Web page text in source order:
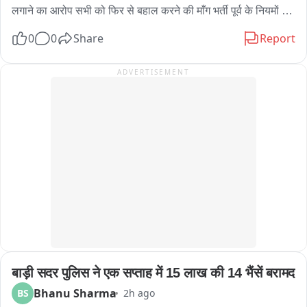
হাতে চিত্রগুপ্ত এই দৃশ্য দেখে প্রথমে রীতিমতো চমকে যান পথচারীরা। পরে বিষয়টি
হেলমেট ছাড়া বাইক চালাতে দেখলেই সেই বাইক আরোহীর দিকে ছুটে যাচ্ছেন
যমরাজ? যে কোনও মুহূর্তে তোমার বাড়িতে পৌঁছে যেতে পারি!” এরপরই শুরু হচ্ছে
নাটকীয় পদ্ধতিতে সচেতনতার বার্তা মানুষের কাছে পৌঁছে দিলে তার প্রভাব আরও
বেশি হতে পারে। পথ নিরাপত্তা সপ্তাহে সবং ও পিংলা পুলিশের এই উদ্যোগ যেন
लगाने का आरोप सभी को फिर से बहाल करने की माँग भर्ती पूर्व के नियमों के
2023 की भर्ती प्रक्रिया की तर्ज पर भर्ती की मांग भर्ती नियमों में बदलाव नहीं
बाहर संविदा कर्मी कर रहे विरोध
0 0 Share Report
ADVERTISEMENT
बाड़ी सदर पुलिस ने एक सप्ताह में 15 लाख की 14 भैंसें बरामद
BS Bhanu Sharma 2h ago